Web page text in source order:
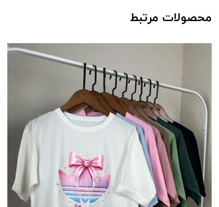
محصولات مرتبط